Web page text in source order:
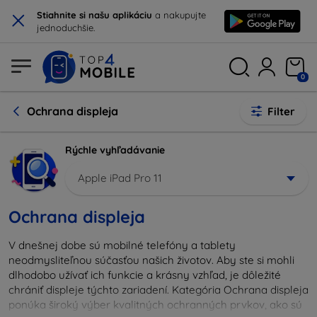
× Stiahnite si našu aplikáciu a nakupujte
jednoduchšie.
0
Ochrana displeja Filter
Rýchle vyhľadávanie
Apple iPad Pro 11
Ochrana displeja
V dnešnej dobe sú mobilné telefóny a tablety
neodmysliteľnou súčasťou našich životov. Aby ste si mohli
dlhodobo užívať ich funkcie a krásny vzhľad, je dôležité
chrániť displeje týchto zariadení. Kategória Ochrana displeja
ponúka široký výber kvalitných ochranných prvkov, ako sú